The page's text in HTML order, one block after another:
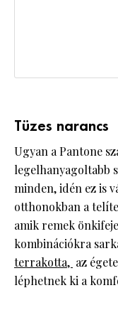
Tüzes narancs
Ugyan a Pantone
legelhanyagoltabb
minden, idén ez is
otthonokban a
amik remek
kombinációkra
terrakotta, az
léphetnek ki a